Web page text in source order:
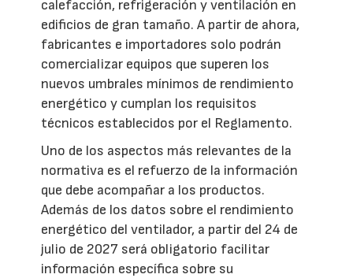
calefacción, refrigeración y ventilación en
edificios de gran tamaño. A partir de ahora,
fabricantes e importadores solo podrán
comercializar equipos que superen los
nuevos umbrales mínimos de rendimiento
energético y cumplan los requisitos
técnicos establecidos por el Reglamento.
Uno de los aspectos más relevantes de la
normativa es el refuerzo de la información
que debe acompañar a los productos.
Además de los datos sobre el rendimiento
energético del ventilador, a partir del 24 de
julio de 2027 será obligatorio facilitar
información específica sobre su